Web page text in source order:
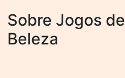
Sobre Jogos
Beleza